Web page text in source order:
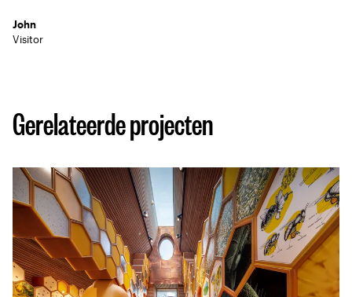
John
Visitor
Gerelateerde projecten